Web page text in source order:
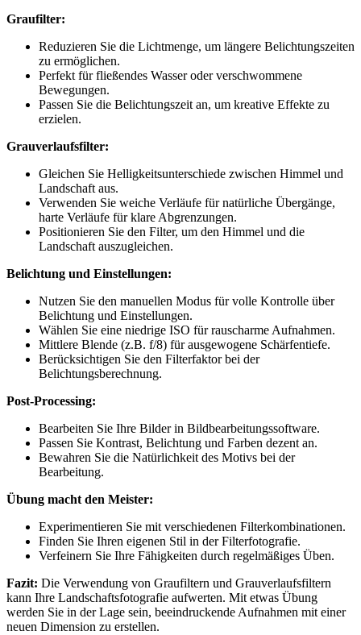
Graufilter:
Reduzieren Sie die Lichtmenge, um längere Belichtungszeiten
zu ermöglichen.
Perfekt für fließendes Wasser oder verschwommene
Bewegungen.
Passen Sie die Belichtungszeit an, um kreative Effekte zu
erzielen.
Grauverlaufsfilter:
Gleichen Sie Helligkeitsunterschiede zwischen Himmel und
Landschaft aus.
Verwenden Sie weiche Verläufe für natürliche Übergänge,
harte Verläufe für klare Abgrenzungen.
Positionieren Sie den Filter, um den Himmel und die
Landschaft auszugleichen.
Belichtung und Einstellungen:
Nutzen Sie den manuellen Modus für volle Kontrolle über
Belichtung und Einstellungen.
Wählen Sie eine niedrige ISO für rauscharme Aufnahmen.
Mittlere Blende (z.B. f/8) für ausgewogene Schärfentiefe.
Berücksichtigen Sie den Filterfaktor bei der
Belichtungsberechnung.
Post-Processing:
Bearbeiten Sie Ihre Bilder in Bildbearbeitungssoftware.
Passen Sie Kontrast, Belichtung und Farben dezent an.
Bewahren Sie die Natürlichkeit des Motivs bei der
Bearbeitung.
Übung macht den Meister:
Experimentieren Sie mit verschiedenen Filterkombinationen.
Finden Sie Ihren eigenen Stil in der Filterfotografie.
Verfeinern Sie Ihre Fähigkeiten durch regelmäßiges Üben.
Fazit: Die Verwendung von Graufiltern und Grauverlaufsfiltern
kann Ihre Landschaftsfotografie aufwerten. Mit etwas Übung
werden Sie in der Lage sein, beeindruckende Aufnahmen mit einer
neuen Dimension zu erstellen.